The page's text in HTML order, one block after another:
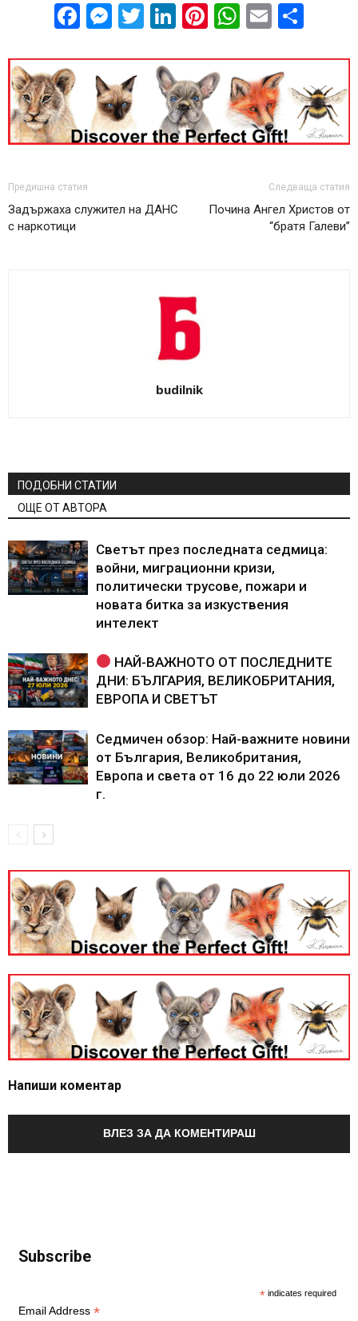
Facebook
Messenger
Twitter
LinkedIn
Pinterest
WhatsApp
Email
Предишна статия
Задържаха служител на ДАНС
с наркотици
Следваща статия
Почина Ангел Христов от
“братя Галеви”
budilnik
ПОДОБНИ СТАТИИ
ОЩЕ ОТ АВТОРА
Светът през последната седмица:
войни, миграционни кризи,
политически трусове, пожари и
новата битка за изкуствения
интелект
НАЙ-ВАЖНОТО ОТ ПОСЛЕДНИТЕ
ДНИ: БЪЛГАРИЯ, ВЕЛИКОБРИТАНИЯ,
ЕВРОПА И СВЕТЪТ
Седмичен обзор: Най-важните новини
от България, Великобритания,
Европа и света от 16 до 22 юли 2026
г.
Напиши коментар
ВЛЕЗ ЗА ДА КОМЕНТИРАШ
Subscribe
* indicates required
Email Address *